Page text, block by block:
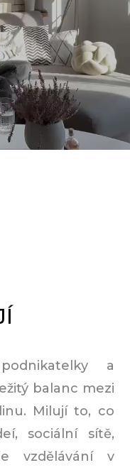
a
balanc mezi
Milují to, co
sociální sítě,
vzdělávání v